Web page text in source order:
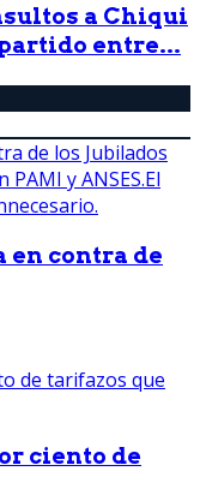
a Chiqui
entre...
en contra de
ciento de